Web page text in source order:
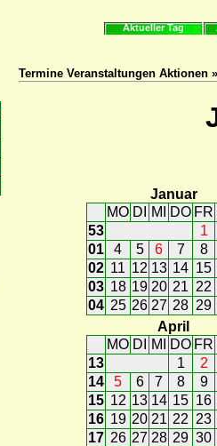
Aktueller Tag
Termine Veranstaltungen Aktionen
Januar
MO DI MI DO FR
53
1
01
4 5 6 7
8
02 11 12 13 14 15
03 18 19 20 21 22
04 25 26 27 28 29
April
MO DI MI DO FR
13
1
2
14
5 6 7 8
9
15 12 13 14 15 16
16 19 20 21 22 23
17 26 27 28 29 30